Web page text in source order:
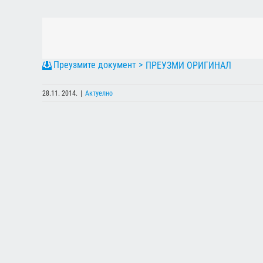
ПРЕУЗМИ ОРИГИНАЛ
28.11. 2014. Актуелно